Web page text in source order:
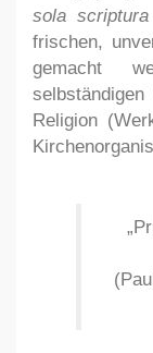
sola
frischen,
gemacht
Religion